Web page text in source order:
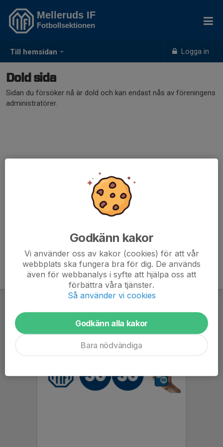
Till hemsidan Logga in
Melleruds IF
Fotbollsektionen
Dold sida
Sidan du försöker nå är dold och kan endast nås av föreningens
administratörer.
Godkänn kakor
Vi använder oss av kakor (cookies) för att vår
webbplats ska fungera bra för dig. De används
även för webbanalys i syfte att hjälpa oss att
förbättra våra tjänster.
Så använder vi cookies
Godkänn alla kakor
Bara nödvändiga